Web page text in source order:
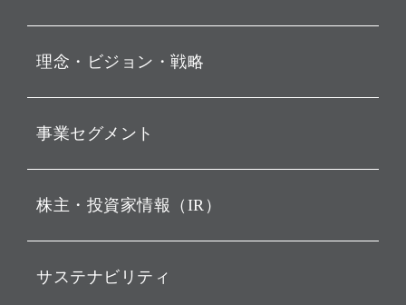
お知らせ
動画配信
理念・ビジョン・戦略
経営理念
ビジョン
戦略
バリュー
ソフトバンクグループの歩
事業セグメント
ソフトバンク・ビジョン・
株主・投資家情報（IR）
IRカレンダー
サステナビリティ